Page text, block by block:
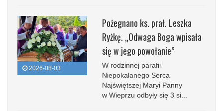
2026-08-03
Pożegnano ks. prał. Leszka
Ryżkę. „Odwaga Boga wpisała
się w jego powołanie”
W rodzinnej parafii
Niepokalanego Serca
Najświętszej Maryi Panny
w Wieprzu odbyły się 3 si...